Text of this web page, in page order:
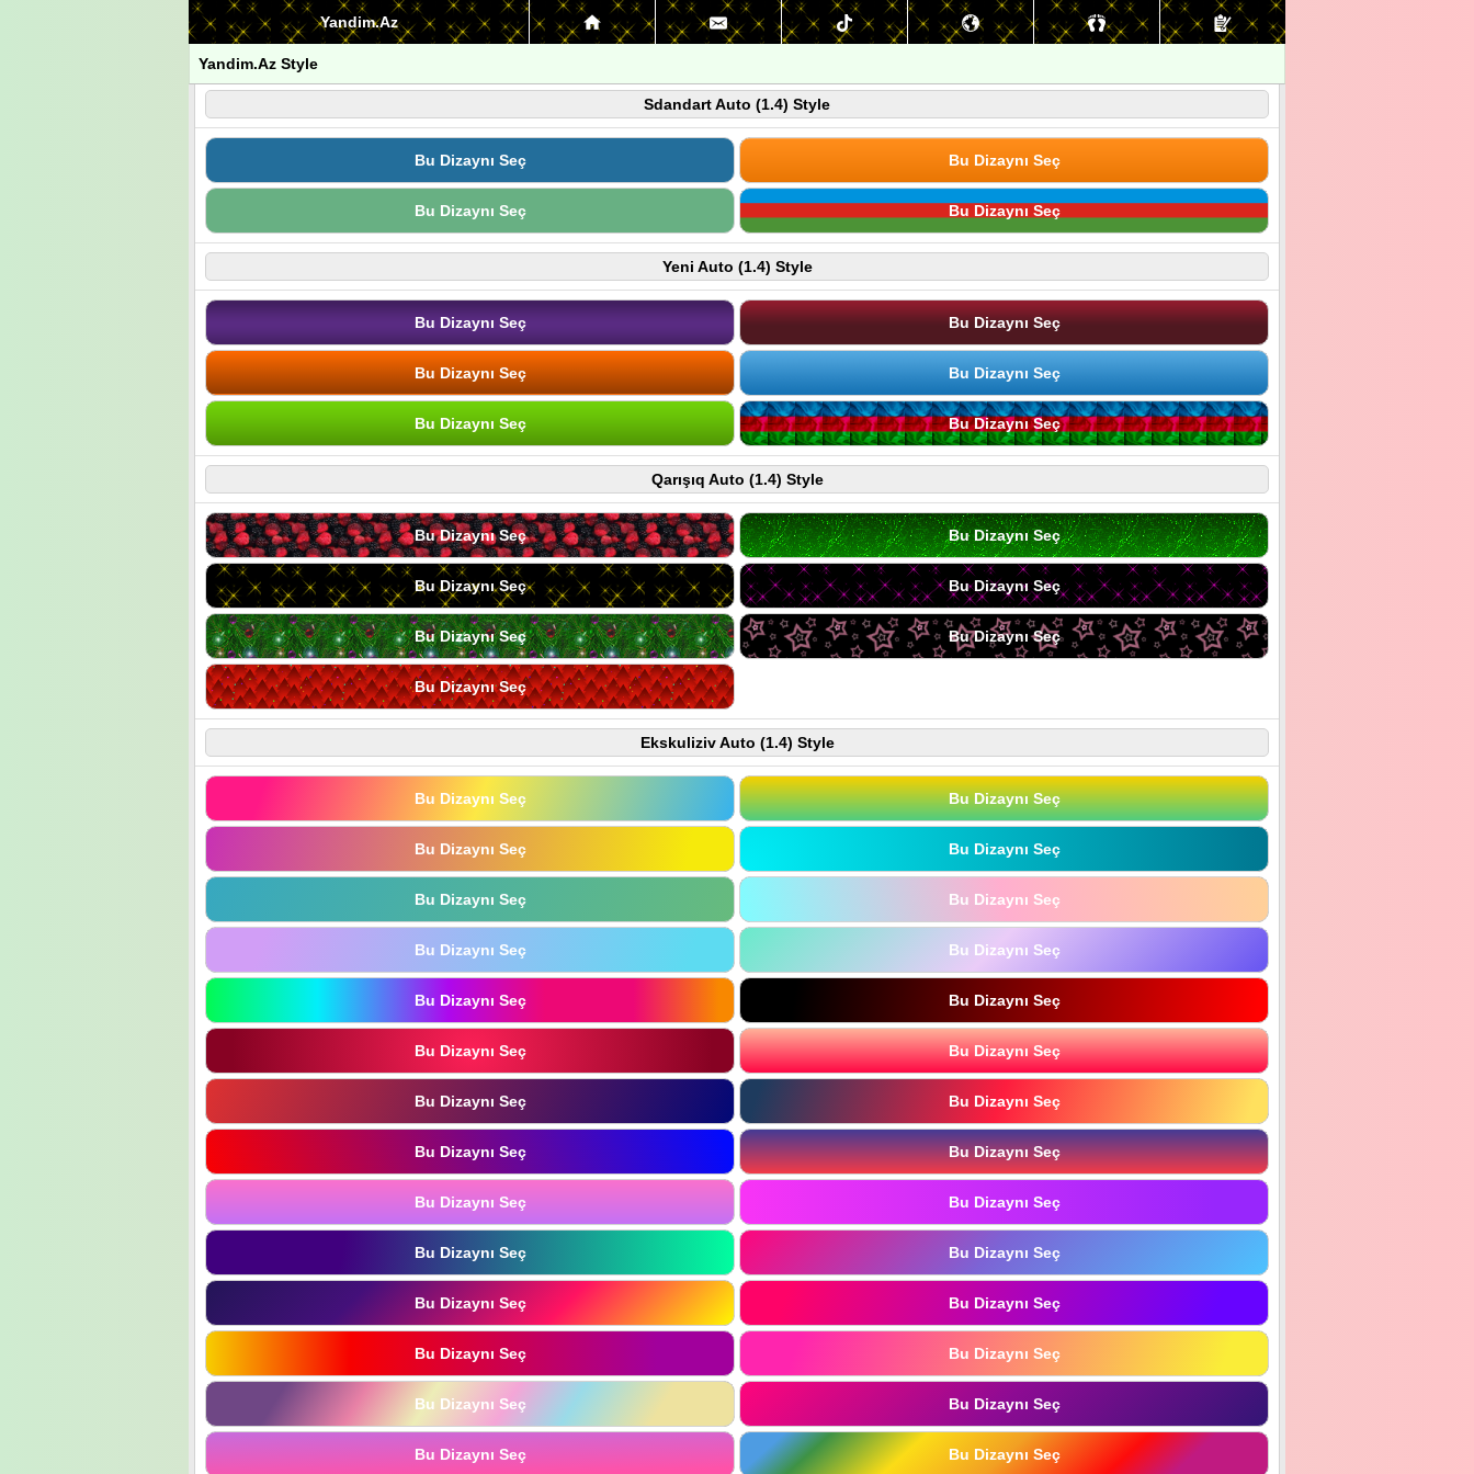
Yandim.Az
Yandim.Az Style
Sdandart Auto (1.4) Style
Bu Dizaynı Seç Bu Dizaynı Seç
Bu Dizaynı Seç Bu Dizaynı Seç
Yeni Auto (1.4) Style
Bu Dizaynı Seç Bu Dizaynı Seç
Bu Dizaynı Seç Bu Dizaynı Seç
Bu Dizaynı Seç Bu Dizaynı Seç
Qarışıq Auto (1.4) Style
Bu Dizaynı Seç Bu Dizaynı Seç
Bu Dizaynı Seç Bu Dizaynı Seç
Bu Dizaynı Seç Bu Dizaynı Seç
Bu Dizaynı Seç
Ekskuliziv Auto (1.4) Style
Bu Dizaynı Seç Bu Dizaynı Seç
Bu Dizaynı Seç Bu Dizaynı Seç
Bu Dizaynı Seç Bu Dizaynı Seç
Bu Dizaynı Seç Bu Dizaynı Seç
Bu Dizaynı Seç Bu Dizaynı Seç
Bu Dizaynı Seç Bu Dizaynı Seç
Bu Dizaynı Seç Bu Dizaynı Seç
Bu Dizaynı Seç Bu Dizaynı Seç
Bu Dizaynı Seç Bu Dizaynı Seç
Bu Dizaynı Seç Bu Dizaynı Seç
Bu Dizaynı Seç Bu Dizaynı Seç
Bu Dizaynı Seç Bu Dizaynı Seç
Bu Dizaynı Seç Bu Dizaynı Seç
Bu Dizaynı Seç Bu Dizaynı Seç